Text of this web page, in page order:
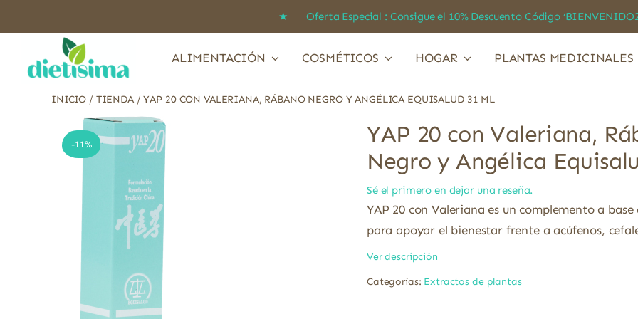
★ Oferta Especial : Consigue el 10% Descuento Código
ALIMENTACIÓN COSMÉTICOS HOGAR PLANTAS MEDICINALES
INICIO / TIENDA/YAP 20 CON VALERIANA, RÁBANO NEGRO Y ANGÉLICA EQUISALUD 31 ML
-11%
YAP 20 con Valeriana,
Negro y Angélica
Sé el primero en dejar una reseña.
YAP 20 con Valeriana es un complemento a
para apoyar el bienestar frente a acúfenos,
Ver descripción
Categorías: Extractos de plantas